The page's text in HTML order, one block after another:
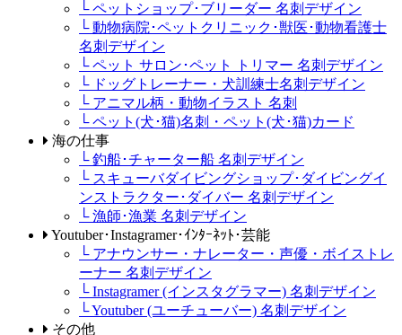
└ ペットショップ･ブリーダー 名刺デザイン
└ 動物病院･ペットクリニック･獣医･動物看護士
名刺デザイン
└ ペット サロン･ペット トリマー 名刺デザイン
└ ドッグトレーナー・犬訓練士名刺デザイン
└ アニマル柄・動物イラスト 名刺
└ ペット(犬･猫)名刺・ペット(犬･猫)カード
海の仕事
└ 釣船･チャーター船 名刺デザイン
└ スキューバダイビングショップ･ダイビングイ
ンストラクター･ダイバー 名刺デザイン
└ 漁師･漁業 名刺デザイン
Youtuber･Instagramer･ｲﾝﾀｰﾈｯﾄ･芸能
└ アナウンサー・ナレーター・声優・ボイストレ
ーナー 名刺デザイン
└ Instagramer (インスタグラマー) 名刺デザイン
└ Youtuber (ユーチューバー) 名刺デザイン
その他